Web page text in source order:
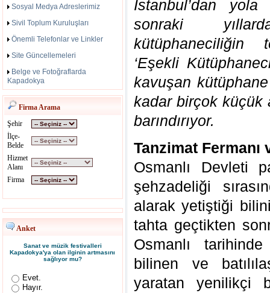
Sosyal Medya Adreslerimiz
Sivil Toplum Kuruluşları
Önemli Telefonlar ve Linkler
Site Güncellemeleri
Belge ve Fotoğraflarda
Kapadokya
Firma Arama
Şehir
İlçe-
Belde
Hizmet
Alanı
Firma
Anket
Sanat ve müzik festivalleri
Kapadokya'ya olan ilginin artmasını
sağlıyor mu?
Evet.
Hayır.
İstanbul’dan yola
sonraki
kütüphaneciliğin
‘Eşekli
kavuşan
kadar birçok küçük
barındırıyor.
Tanzimat
Osmanlı Devleti
şehzadeliği
alarak yetiştiği
tahta geçtikten
Osmanlı
bilinen ve
yaratan yenilikçi